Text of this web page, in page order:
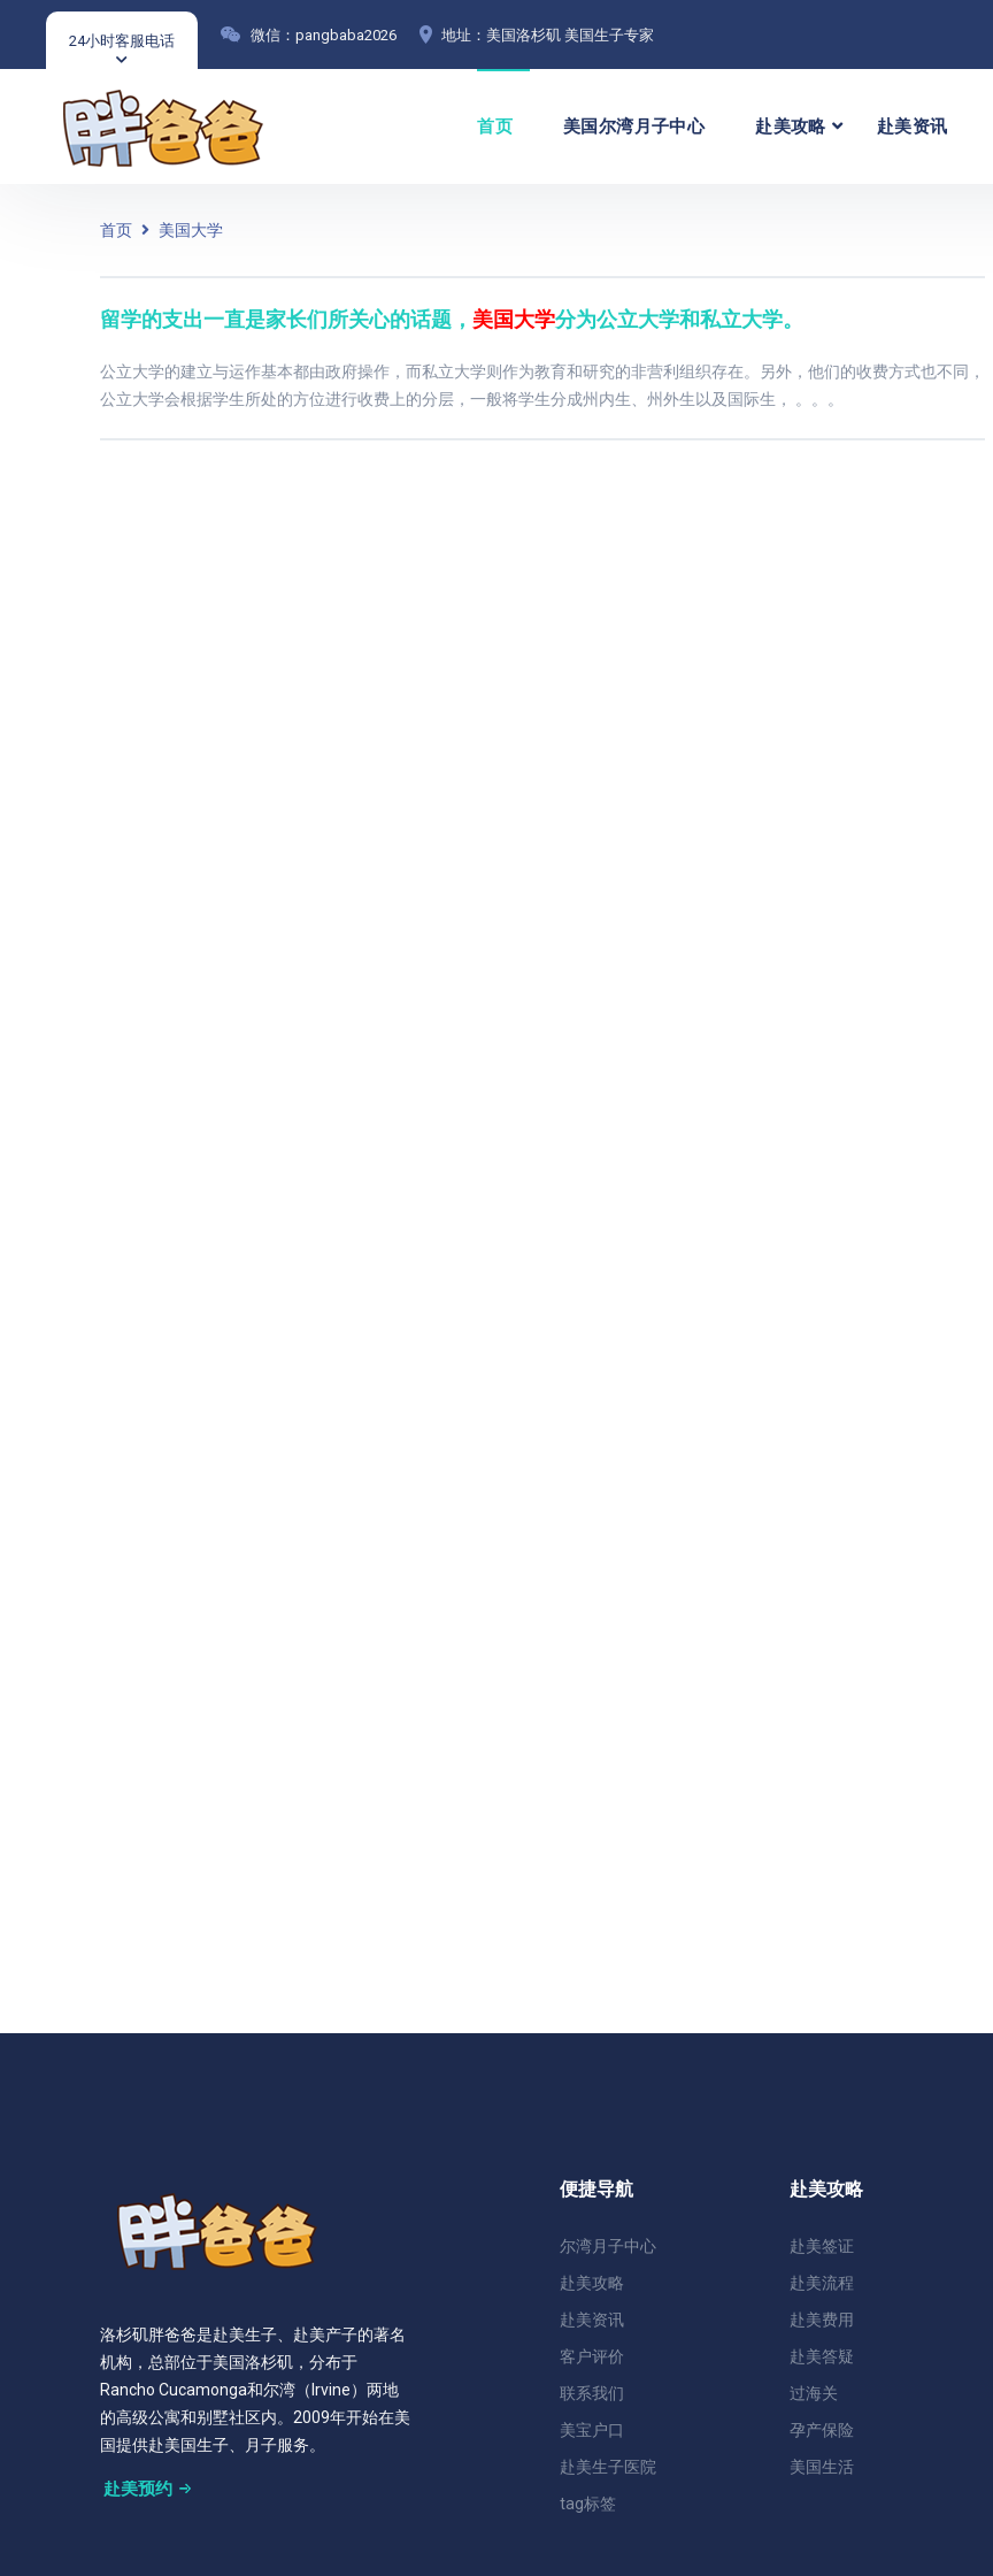
24小时客服电话 微信：pangbaba2026 地址：美国洛杉矶 美国生子专家
首页 美国尔湾月子中心 赴美攻略 赴美资讯
首页 美国大学
留学的支出一直是家长们所关心的话题， 美国大学分为公立大学和私立大学。
公立大学的建立与运作基本都由政府操作，而私立大学则作为教育和研究的非营利组织存在。另外，他们的收费方式也不同，
公立大学会根据学生所处的方位进行收费上的分层，一般将学生分成州内生、州外生以及国际生， 。。。
洛杉矶胖爸爸是赴美生子、赴美产子的著名
机构，总部位于美国洛杉矶，分布于
Rancho Cucamonga和尔湾（Irvine）两地
的高级公寓和别墅社区内。2009年开始在美
国提供赴美国生子、月子服务。
赴美预约
便捷导航
尔湾月子中心
赴美攻略
赴美资讯
客户评价
联系我们
美宝户口
赴美生子医院
tag标签
赴美攻略
赴美签证
赴美流程
赴美费用
赴美答疑
过海关
孕产保险
美国生活